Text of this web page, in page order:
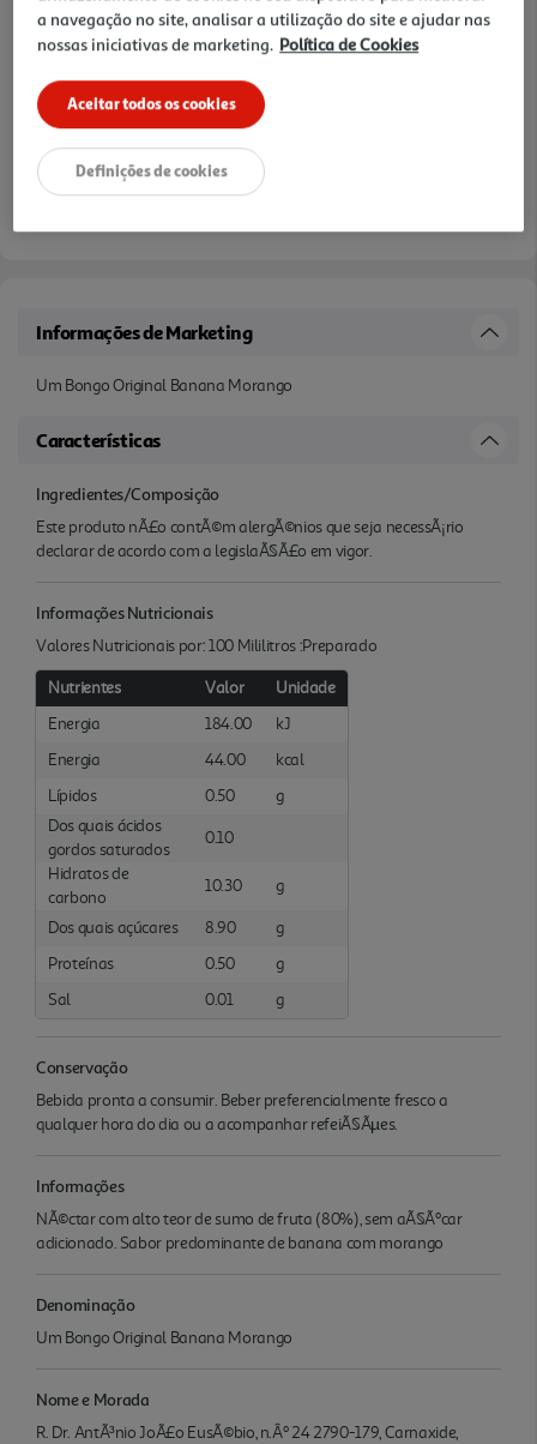
Informações de Marketing
Um Bongo Original Banana Morango
Características
Ingredientes/Composição
Este produto nÃ£o contÃ©m alergÃ©nios que seja necessÃ¡rio
declarar de acordo com a legislaÃ§Ã£o em vigor.
Informações Nutricionais
Valores Nutricionais por: 100 Mililitros :Preparado
Nutrientes Valor
Unidade
Energia
184.00
kJ
Energia
44.00
kcal
Lípidos
0.50
g
Dos quais ácidos
gordos saturados
0.10
Hidratos de
carbono
10.30 g
Dos quais açúcares 8.90
g
Proteínas
0.50
g
Sal
0.01 g
Conservação
Bebida pronta a consumir. Beber preferencialmente fresco a
qualquer hora do dia ou a acompanhar refeiÃ§Ãµes.
Informações
NÃ©ctar com alto teor de sumo de fruta (80%), sem aÃ§Ãºcar
adicionado. Sabor predominante de banana com morango
Denominação
Um Bongo Original Banana Morango
Nome e Morada
R. Dr. AntÃ³nio JoÃ£o EusÃ©bio, n.Âº 24 2790-179, Carnaxide,
a navegação no site, analisar a utilização do site e ajudar nas
nossas iniciativas de marketing. Política de Cookies
Aceitar todos os cookies
Definições de cookies